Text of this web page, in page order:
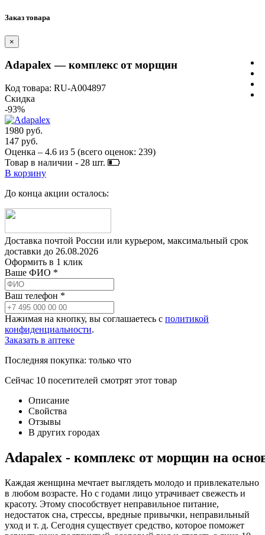
Заказ товара
×
Adapalex — комплекс от морщин
Код товара: RU-A004897
Скидка
-93%
1980 руб.
147 руб.
Оценка – 4.6 из 5 (всего оценок: 239)
Товар в наличии - 28 шт.
В корзину
До конца акции осталось:
Доставка почтой России или курьером, максимальный срок
доставки до 26.08.2026
Оформить в 1 клик
Ваше ФИО *
Ваш телефон *
Нажимая на кнопку, вы соглашаетесь с политикой
конфиденциальности.
Заказать в аптеке
Последняя покупка: только что
Сейчас 10 посетителей смотрят этот товар
Описание
Свойства
Отзывы
В других городах
Adapalex - комплекс от морщин на
Каждая женщина мечтает выглядеть молодо и привлекательно
в любом возрасте. Но с годами лицо утрачивает свежесть и
красоту. Этому способствует неправильное питание,
недостаток сна, стрессы, вредные привычки, неправильный
уход и т. д. Сегодня существует средство, которое поможет